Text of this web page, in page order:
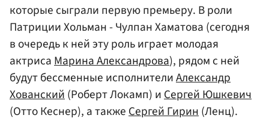
которые сыграли первую премьеру. В роли
Патриции Хольман - Чулпан Хаматова (сегодня
в очередь к ней эту роль играет молодая
актрисаМарина Александрова), рядом с ней
будут бессменные исполнителиАлександр
Хованский(Роберт Локамп) иСергей Юшкевич
(Отто Кеснер), а такжеСергей Гирин(Ленц).